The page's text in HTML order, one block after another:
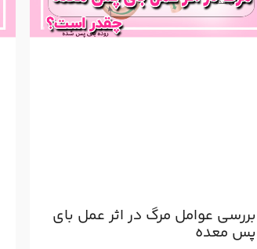
بررسی عوامل مرگ در اثر عمل بای
پس معده